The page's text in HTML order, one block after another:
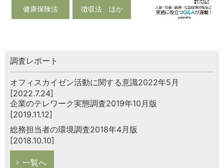
健康保険法 徴収法 ほか
調査レポート
オフィスカイゼン活動に関する意識2022年5月
[2022.7.24]
企業のテレワーク実態調査2019年10月版
[2019.11.12]
総務担当者の環境調査2018年4月版
[2018.10.10]
一覧へ